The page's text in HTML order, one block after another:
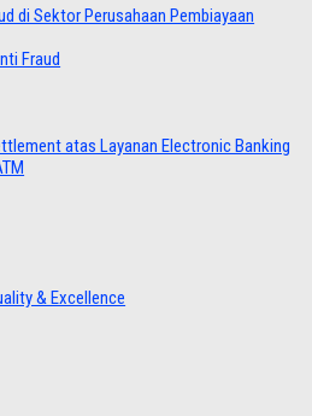
di Sektor Perusahaan Pembiayaan
Fraud
atas Layanan Electronic Banking
& Excellence